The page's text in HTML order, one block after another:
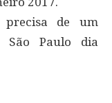
precisa de um
São Paulo dia